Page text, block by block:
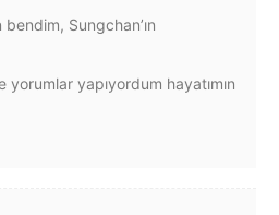
Sungchan’ın
yorumlar yapıyordum hayatımın